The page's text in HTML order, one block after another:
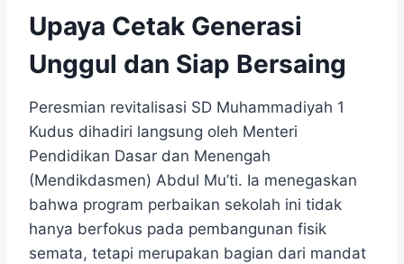
Upaya Cetak Generasi
Unggul dan Siap Bersaing
Peresmian revitalisasi SD Muhammadiyah 1
Kudus dihadiri langsung oleh Menteri
Pendidikan Dasar dan Menengah
(Mendikdasmen) Abdul Mu’ti. Ia menegaskan
bahwa program perbaikan sekolah ini tidak
hanya berfokus pada pembangunan fisik
semata, tetapi merupakan bagian dari mandat